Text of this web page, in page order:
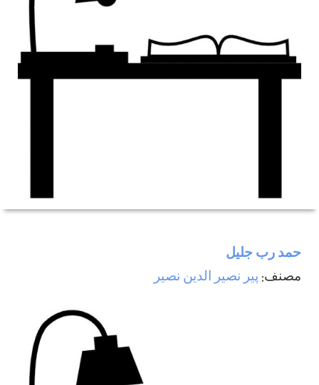
حمد رب جليل
مصنف:پیر نصیر الدین نصیر